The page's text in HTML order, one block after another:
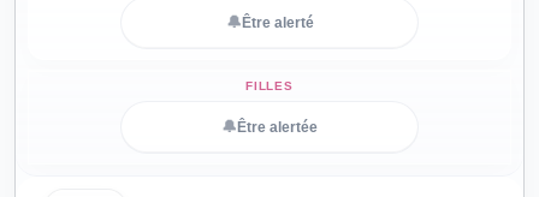
🔔 Être alerté
🔔 Être alertée